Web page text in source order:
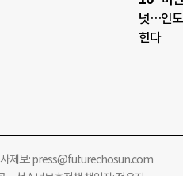
넛…인도
힌다
제보:press@futurechosun.com